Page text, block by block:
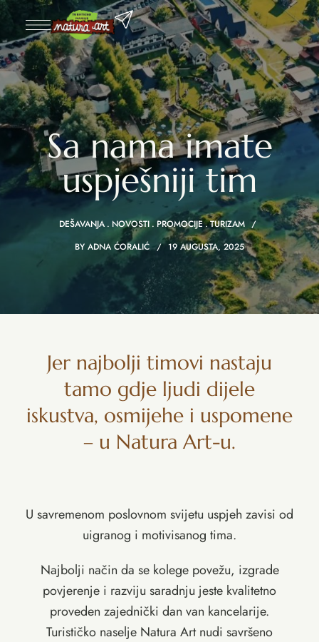
Sa nama imate
uspješniji tim
DEŠAVANJA NOVOSTI PROMOCIJE TURIZAM
BY ADNA ĆORALIĆ 19 AUGUSTA, 2025
Jer najbolji timovi nastaju
tamo gdje ljudi dijele
iskustva, osmijehe i uspomene
– u Natura Art-u.
U savremenom poslovnom svijetu uspjeh zavisi od
uigranog i motivisanog tima.
Najbolji način da se kolege povežu, izgrade
povjerenje i razviju saradnju jeste kvalitetno
proveden zajednički dan van kancelarije.
Turističko naselje Natura Art nudi savršeno